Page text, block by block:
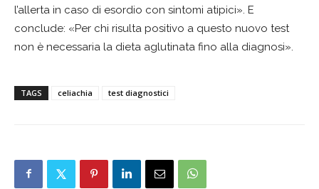
l’allerta in caso di esordio con sintomi atipici». E
conclude: «Per chi risulta positivo a questo nuovo test
non è necessaria la dieta aglutinata fino alla diagnosi».
TAGS celiachia test diagnostici